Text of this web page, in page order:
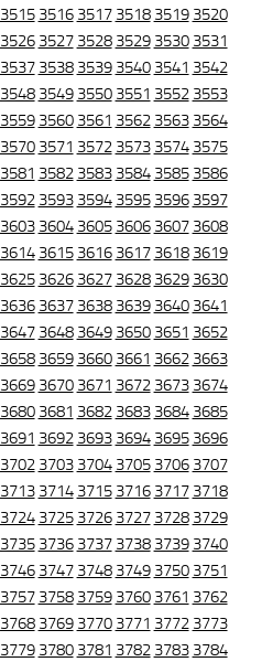
3515 3516 3517 3518 3519 3520
3526 3527 3528 3529 3530 3531
3537 3538 3539 3540 3541 3542
3548 3549 3550 3551 3552 3553
3559 3560 3561 3562 3563 3564
3570 3571 3572 3573 3574 3575
3581 3582 3583 3584 3585 3586
3592 3593 3594 3595 3596 3597
3603 3604 3605 3606 3607 3608
3614 3615 3616 3617 3618 3619
3625 3626 3627 3628 3629 3630
3636 3637 3638 3639 3640 3641
3647 3648 3649 3650 3651 3652
3658 3659 3660 3661 3662 3663
3669 3670 3671 3672 3673 3674
3680 3681 3682 3683 3684 3685
3691 3692 3693 3694 3695 3696
3702 3703 3704 3705 3706 3707
3713 3714 3715 3716 3717 3718
3724 3725 3726 3727 3728 3729
3735 3736 3737 3738 3739 3740
3746 3747 3748 3749 3750 3751
3757 3758 3759 3760 3761 3762
3768 3769 3770 3771 3772 3773
3779 3780 3781 3782 3783 3784